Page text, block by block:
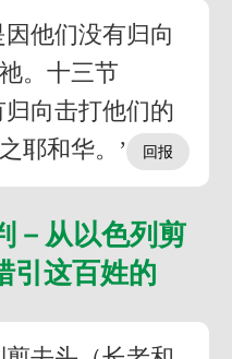
他们没有归向
。十三节
向击打他们的
耶和华。’
－从以色列剪
引这百姓的